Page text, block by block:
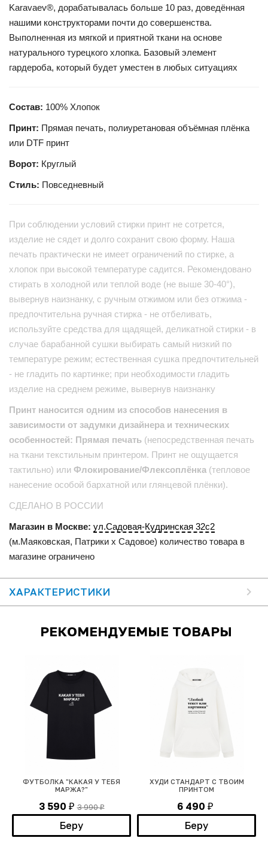
Karavaev®, дорабатывалась больше 10 раз, доведённая
нашими конструкторами почти до совершенства.
Выполненная из мягкой и приятной ткани на основе
натурального турецкого хлопка. Базовый элемент
гардероба, который будет уместен в любых ситуациях
Состав: 100% Хлопок
Принт: Прямая печать, полиуретановая объёмная плёнка
или DTF принт
Ворот: Круглый
Стиль: Повседневный
При соблюдении условий стирки принт не сотрется,
изделие не сядет и долго сохранит свою форму. Наша
печать практически не имеет ограничений по стирке, а
хлопок при высокой температуре садится. Рекомендовано
стирать в холодной или теплой воде (не выше 30-40°),
вывернув наизнанку, с ручным отжимом или без отжима -
предпочтительна ручная стирка - не отбеливать,
используйте средства для щадящей, деликатной стирки - в
случае барабанной сушки выбирать самый низкий по
температуре режим; естественная сушка предпочтительней
- не гладить по картинке; при необходимости гладить
изделие на среднем режиме, вывернув наизнанку
Принт наносится одним из способов нанесения в
зависимости от задумки дизайнера и технических
особенностей: Прямая печать (непосредственная печать
на ткани текстильным принтером. Принт не ощущается
тактильно) или Флокирование/Флексоплёнка (тепловое
нанесение особой бархатной или глянцевой плёнки).
СДЕЛАНО В РОССИИ
Магазин в Москве: ул.Садовая-Кудринская 32с2
(м.Маяковская, Патрики x Садовое) количество товара в
магазине ограничено
ХАРАКТЕРИСТИКИ
РЕКОМЕНДУЕМЫЕ ТОВАРЫ
ФУТБОЛКА "КАКАЯ У ТЕБЯ
МАРЖА?"
3 590 ₽ 3 990₽
Беру
ХУДИ СТАНДАРТ С ТВОИМ
ПРИНТОМ
6 490 ₽
Беру